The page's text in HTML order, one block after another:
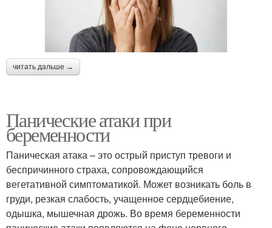
читать дальше →
Панические атаки при
беременности
Паническая атака – это острый приступ тревоги и
беспричинного страха, сопровождающийся
вегетативной симптоматикой. Может возникать боль в
груди, резкая слабость, учащенное сердцебиение,
одышка, мышечная дрожь. Во время беременности